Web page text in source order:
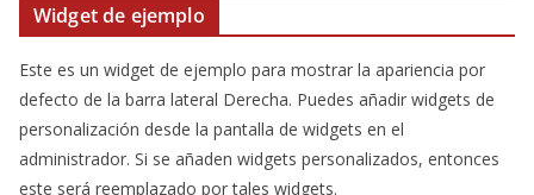
Widget de ejemplo
Este es un widget de ejemplo para mostrar la apariencia por
defecto de la barra lateral Derecha. Puedes añadir widgets de
personalización desde la pantalla de widgets en el
administrador. Si se añaden widgets personalizados, entonces
este será reemplazado por tales widgets.